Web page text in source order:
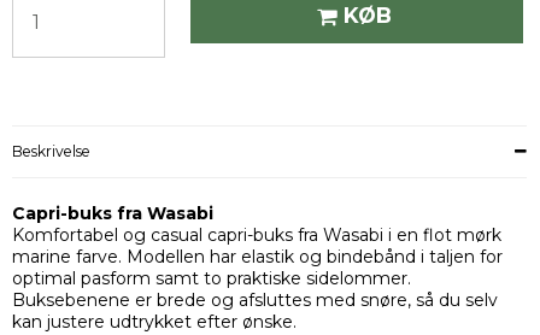
KØB
Beskrivelse
Capri-buks fra Wasabi
Komfortabel og casual capri-buks fra Wasabi i en flot mørk
marine farve. Modellen har elastik og bindebånd i taljen for
optimal pasform samt to praktiske sidelommer.
Buksebenene er brede og afsluttes med snøre, så du selv
kan justere udtrykket efter ønske.